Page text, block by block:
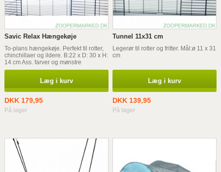
Savic Relax Hængekøje
To-plans hængekøje. Perfekt til rotter,
chinchillaer og ildere. B:22 x D: 30 x H:
14 cm Ass. farver og mønstre
Læg i kurv
DKK 179,95
På lager
Tunnel 11x31 cm
Legerør til rotter og fritter. Mål:ø 11 x 31
cm
Læg i kurv
DKK 139,95
På lager